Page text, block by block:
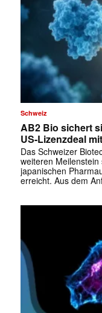
Schweiz
AB2 Bio sichert
US-Lizenzdeal
Das Schweizer
weiteren
japanischen
erreicht. Aus dem